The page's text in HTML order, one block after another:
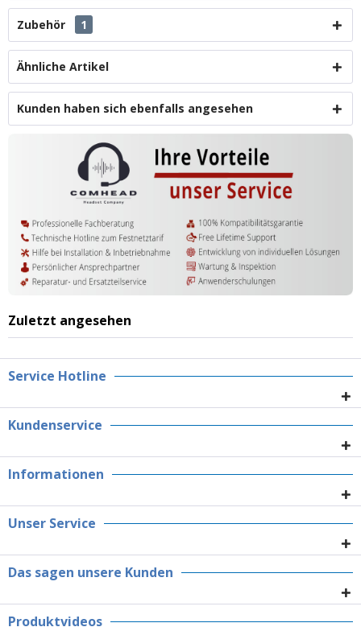
Zubehör 1
Ähnliche Artikel
Kunden haben sich ebenfalls angesehen
Zuletzt angesehen
Service Hotline
Kundenservice
Informationen
Unser Service
Das sagen unsere Kunden
Produktvideos